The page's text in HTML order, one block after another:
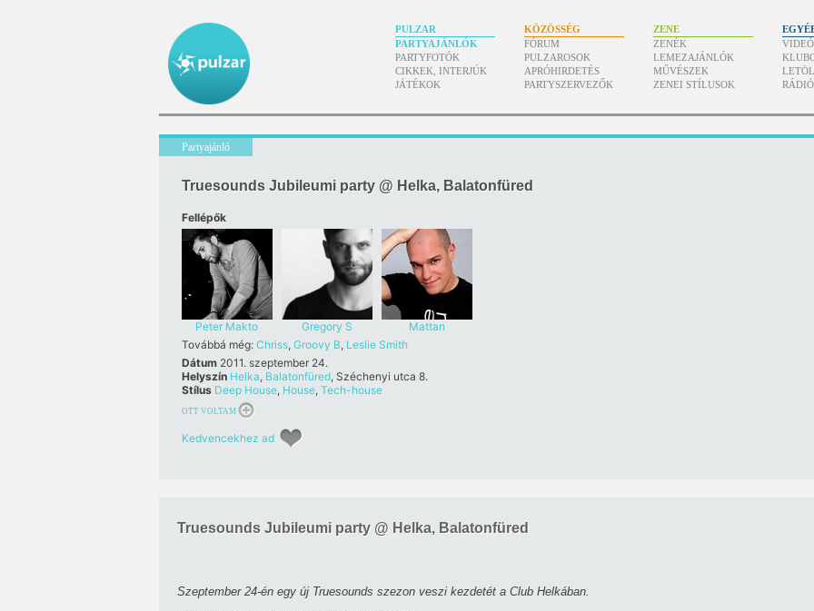
PULZAR
PARTYAJÁNLÓK
PARTYFOTÓK
CIKKEK, INTERJÚK
JÁTÉKOK
KÖZÖSSÉG
FÓRUM
PULZAROSOK
APRÓHIRDETÉS
PARTYSZERVEZŐK
ZENE
ZENÉK
LEMEZAJÁNLÓK
MŰVÉSZEK
ZENEI STÍLUSOK
Partyajánló
Truesounds Jubileumi party @ Helka, Balatonfüred
Fellépők
Peter Makto Gregory S
Mattan
Továbbá még: Chriss, Groovy B, Leslie Smith
Dátum 2011. szeptember 24.
Helyszín Helka, Balatonfüred, Széchenyi utca 8.
Stílus Deep House, House, Tech-house
OTT VOLTAM
Kedvencekhez ad
Truesounds Jubileumi party @ Helka, Balatonfüred
Szeptember 24-én egy új Truesounds szezon veszi kezdetét a Club Helkában.